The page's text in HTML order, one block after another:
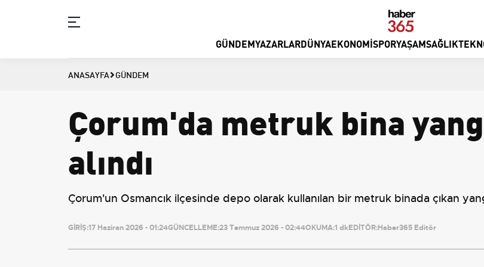
GÜNDEMYAZARLARDÜNYAEKONOMISPORYAŞAMSAĞLIK
ANASAYFA GÜNDEM
Çorum'da metruk bina
alındı
Çorum'un Osmancık ilçesinde depo olarak kullanılan bir metruk binada çıkan
GİRİŞ:17 Haziran 2026 - 01:24GÜNCELLEME:23 Temmuz 2026 - 02:44OKUMA:1 dkEDİTÖR:Haber365 Editör